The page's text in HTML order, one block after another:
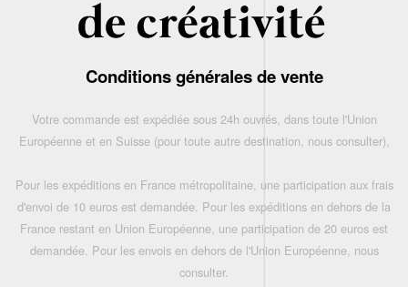
Conditions générales de vente
Votre commande est expédiée sous 24h ouvrés, dans toute l'Union
Européenne et en Suisse (pour toute autre destination, nous consulter),
Pour les expéditions en France métropolitaine, une participation aux frais
d'envoi de 10 euros est demandée. Pour les expéditions en dehors de la
France restant en Union Européenne, une participation de 20 euros est
demandée. Pour les envois en dehors de l'Union Européenne, nous
consulter.